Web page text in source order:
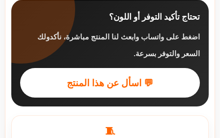
تحتاج تأكيد التوفر أو اللون؟
اضغط على واتساب وابعث لنا المنتج مباشرة، نأكدولك
السعر والتوفر بسرعة.
💬 اسأل عن هذا المنتج
🧵